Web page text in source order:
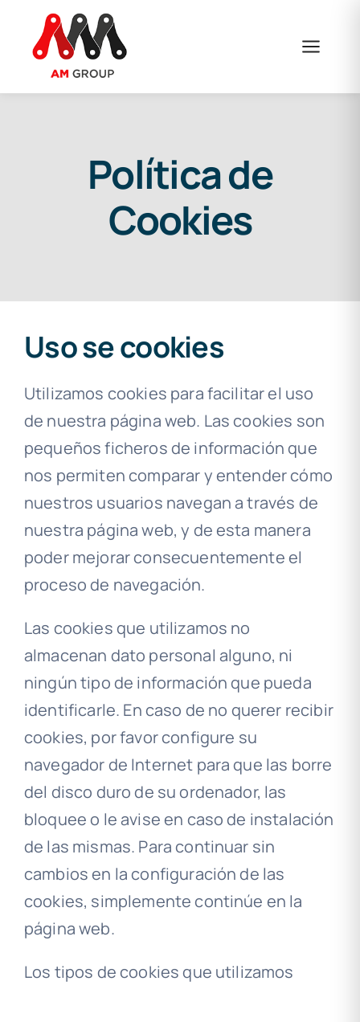
contenido
Política de
Cookies
Uso se cookies
Utilizamos cookies para facilitar el uso
de nuestra página web. Las cookies son
pequeños ficheros de información que
nos permiten comparar y entender cómo
nuestros usuarios navegan a través de
nuestra página web, y de esta manera
poder mejorar consecuentemente el
proceso de navegación.
Las cookies que utilizamos no
almacenan dato personal alguno, ni
ningún tipo de información que pueda
identificarle. En caso de no querer recibir
cookies, por favor configure su
navegador de Internet para que las borre
del disco duro de su ordenador, las
bloquee o le avise en caso de instalación
de las mismas. Para continuar sin
cambios en la configuración de las
cookies, simplemente continúe en la
página web.
Los tipos de cookies que utilizamos